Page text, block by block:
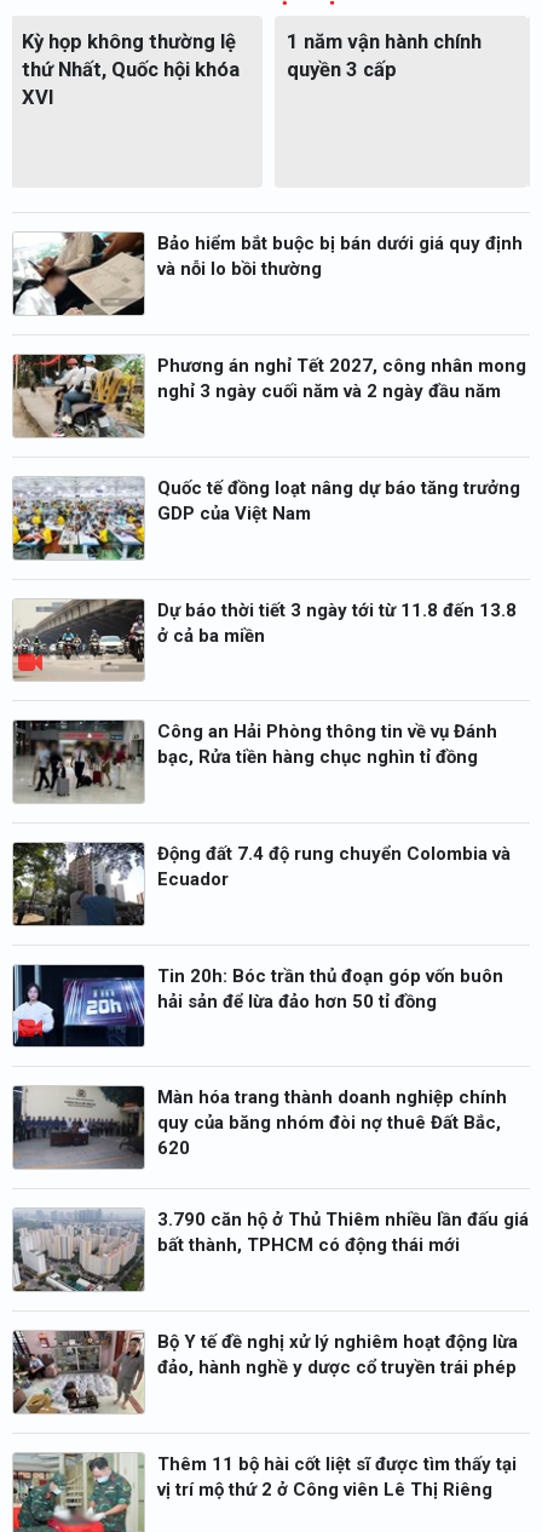
Bảo vệ nền tảng tư
tưởng của Đảng
Đại hội XIV Công đoàn
Việt Nam
Bảo hiểm bắt buộc bị bán dưới giá quy định
và nỗi lo bồi thường
Phương án nghỉ Tết 2027, công nhân mong
nghỉ 3 ngày cuối năm và 2 ngày đầu năm
Quốc tế đồng loạt nâng dự báo tăng trưởng
GDP của Việt Nam
Dự báo thời tiết 3 ngày tới từ 11.8 đến 13.8
ở cả ba miền
Công an Hải Phòng thông tin về vụ Đánh
bạc, Rửa tiền hàng chục nghìn tỉ đồng
Động đất 7.4 độ rung chuyển Colombia và
Ecuador
Tin 20h: Bóc trần thủ đoạn góp vốn buôn
hải sản để lừa đảo hơn 50 tỉ đồng
Màn hóa trang thành doanh nghiệp chính
quy của băng nhóm đòi nợ thuê Đất Bắc,
620
3.790 căn hộ ở Thủ Thiêm nhiều lần đấu giá
bất thành, TPHCM có động thái mới
Bộ Y tế đề nghị xử lý nghiêm hoạt động lừa
đảo, hành nghề y dược cổ truyền trái phép
Thêm 11 bộ hài cốt liệt sĩ được tìm thấy tại
vị trí mộ thứ 2 ở Công viên Lê Thị Riêng